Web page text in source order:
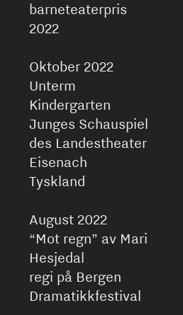
barneteaterpris
2022
Oktober 2022
Unterm
Kindergarten
Junges Schauspiel
des Landestheater
Eisenach
Tyskland
August 2022
“Mot regn” av Mari
Hesjedal
regi på Bergen
Dramatikkfestival